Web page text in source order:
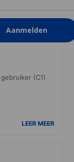
Aanmelden
LEER MEER
ochtend
(C1)
LEER MEER